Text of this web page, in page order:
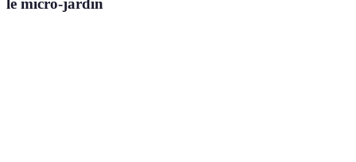
le micro-jardin